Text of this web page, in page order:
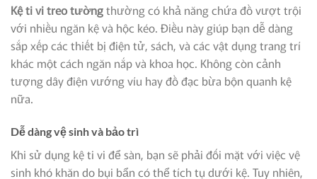
Kệ ti vi treo tườngthường có khả năng chứa đồ vượt trội
với nhiều ngăn kệ và hộc kéo. Điều này giúp bạn dễ dàng
sắp xếp các thiết bị điện tử, sách, và các vật dụng trang trí
khác một cách ngăn nắp và khoa học. Không còn cảnh
tượng dây điện vướng víu hay đồ đạc bừa bộn quanh kệ
nữa.
Dễ dàng vệ sinh và bảo trì
Khi sử dụng kệ ti vi để sàn, bạn sẽ phải đối mặt với việc vệ
sinh khó khăn do bụi bẩn có thể tích tụ dưới kệ. Tuy nhiên,